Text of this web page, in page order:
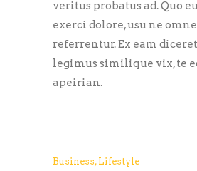
veritus probatus ad. Quo
exerci dolore, usu ne
referrentur. Ex eam
legimus similique vix, te
apeirian.
Business, Lifestyle